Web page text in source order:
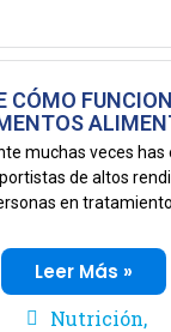
CÓMO
muchas veces has
de altos
en
Leer Más »
Nutrición,